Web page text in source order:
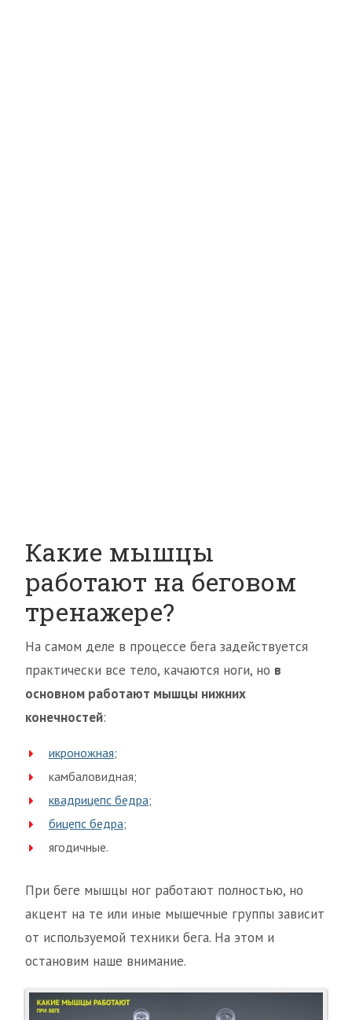
Какие мышцы
работают на беговом
тренажере?
На самом деле в процессе бега задействуется
практически все тело, качаются ноги, но в
основном работают мышцы нижних
конечностей:
икроножная;
камбаловидная;
квадрицепс бедра;
бицепс бедра;
ягодичные.
При беге мышцы ног работают полностью, но
акцент на те или иные мышечные группы зависит
от используемой техники бега. На этом и
остановим наше внимание.